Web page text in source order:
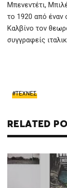
Μπενεντέτι,
το 1920 από έναν
Καλβίνο τον
συγγραφείς
ΤΕΧΝΕΣ
RELATED